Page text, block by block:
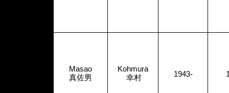
Masao
真佐男
Kohmura
幸村
1943-